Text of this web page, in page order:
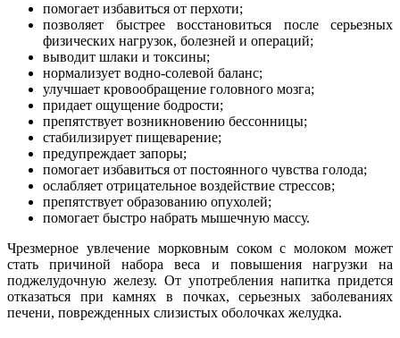
помогает избавиться от перхоти;
позволяет быстрее восстановиться после серьезных
физических нагрузок, болезней и операций;
выводит шлаки и токсины;
нормализует водно-солевой баланс;
улучшает кровообращение головного мозга;
придает ощущение бодрости;
препятствует возникновению бессонницы;
стабилизирует пищеварение;
предупреждает запоры;
помогает избавиться от постоянного чувства голода;
ослабляет отрицательное воздействие стрессов;
препятствует образованию опухолей;
помогает быстро набрать мышечную массу.
Чрезмерное увлечение морковным соком с молоком может
стать причиной набора веса и повышения нагрузки на
поджелудочную железу. От употребления напитка придется
отказаться при камнях в почках, серьезных заболеваниях
печени, поврежденных слизистых оболочках желудка.